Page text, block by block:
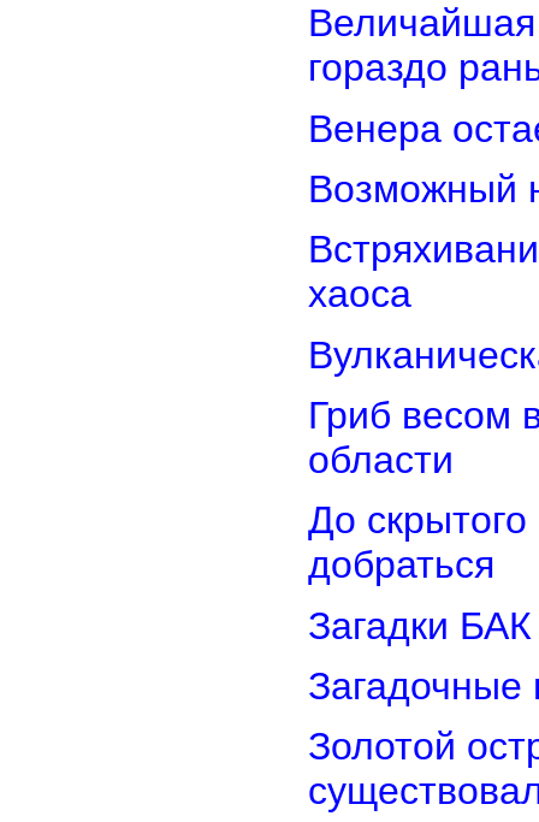
Величайшая
гораздо
Венера
Возможный
хаоса
Гриб весом
области
До
добраться
Загадки
Загадочные
Золотой